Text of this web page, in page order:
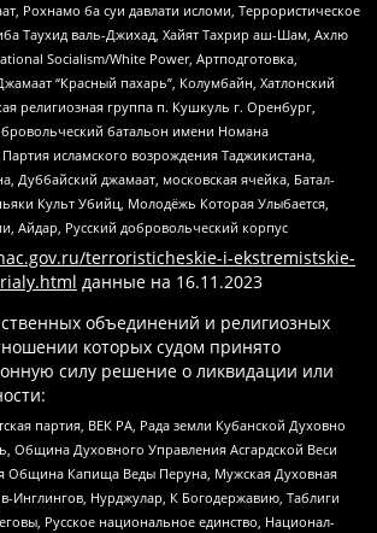
Рохнамо ба суи давлати исломи, Террористическое
Таухид валь-Джихад, Хайят Тахрир аш-Шам, Ахлю
Socialism/White Power, Артподготовка,
“Красный пахарь”, Колумбайн, Хатлонский
религиозная группа п. Кушкуль г. Оренбург,
батальон имени Номана
исламского возрождения Таджикистана,
Дуббайский джамаат, московская ячейка, Батал-
Культ Убийц, Молодёжь Которая Улыбается,
Айдар, Русский добровольческий корпус
terroristicheskie-i-ekstremistskie-
данные на 16.11.2023
объединений и религиозных
которых судом принято
силу решение о ликвидации или
партия, ВЕК РА, Рада земли Кубанской Духовно
Община Духовного Управления Асгардской Веси
Община Капища Веды Перуна, Мужская Духовная
Инглингов, Нурджулар, К Богодержавию, Таблиги
Русское национальное единство, Национал-